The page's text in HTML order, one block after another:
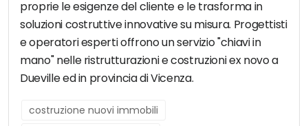
proprie le esigenze del cliente e le trasforma in
soluzioni costruttive innovative su misura. Progettisti
e operatori esperti offrono un servizio "chiavi in
mano" nelle ristrutturazioni e costruzioni ex novo a
Dueville ed in provincia di Vicenza.
costruzione nuovi immobili